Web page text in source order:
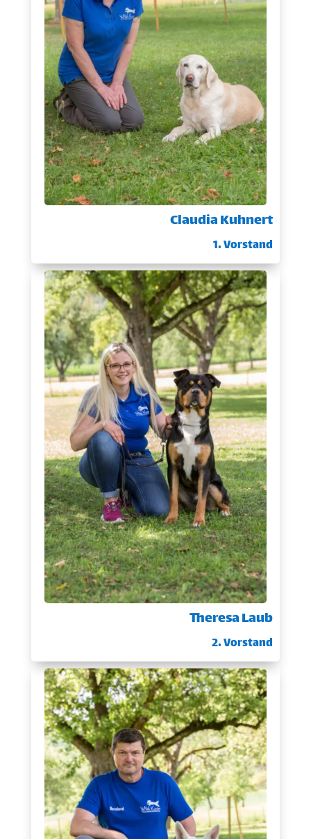
Claudia Kuhnert
1. Vorstand
Theresa Laub
2. Vorstand